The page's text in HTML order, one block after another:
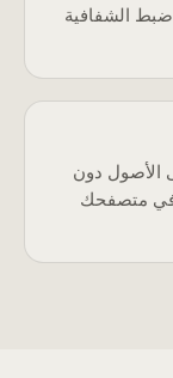
الشفافية
الأصول دون
في متصفحك